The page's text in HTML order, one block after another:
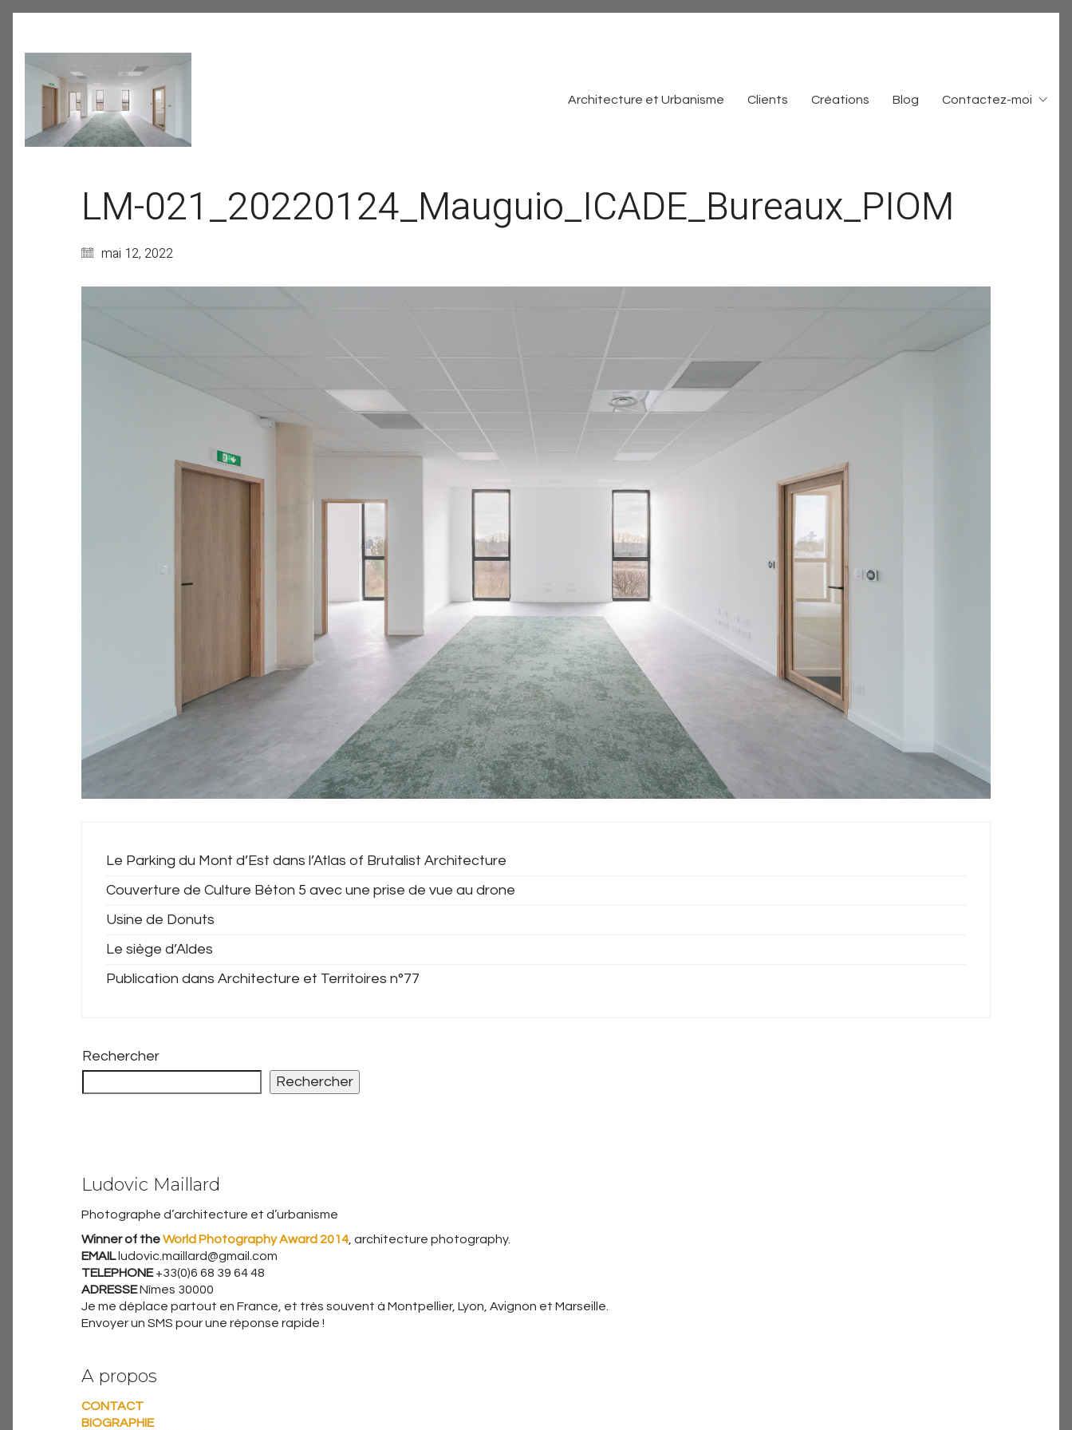
Architecture et Urbanisme Clients Créations Blog Contactez-moi
LM-021_20220124_Mauguio_ICADE_Bureaux_PIOM
mai 12, 2022
Le Parking du Mont d’Est dans l’Atlas of Brutalist Architecture
Couverture de Culture Béton 5 avec une prise de vue au drone
Usine de Donuts
Le siège d’Aldes
Publication dans Architecture et Territoires n°77
Rechercher
Rechercher
Ludovic Maillard
Photographe d’architecture et d’urbanisme
Winner of theWorld Photography Award 2014 , architecture photography.
EMAILludovic.maillard@gmail.com
TELEPHONE+33(0)6 68 39 64 48
ADRESSENîmes 30000
Je me déplace partout en France, et très souvent à Montpellier, Lyon, Avignon et Marseille.
Envoyer un SMS pour une réponse rapide !
A propos
CONTACT
BIOGRAPHIE